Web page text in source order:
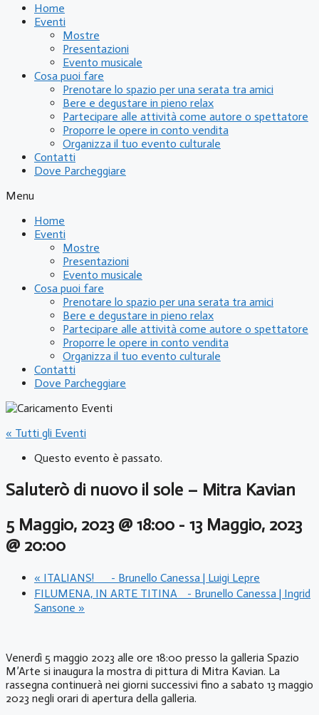
Home
Eventi
Mostre
Presentazioni
Evento musicale
Cosa puoi fare
Prenotare lo spazio per una serata tra amici
Bere e degustare in pieno relax
Partecipare alle attività come autore o spettatore
Proporre le opere in conto vendita
Organizza il tuo evento culturale
Contatti
Dove Parcheggiare
Menu
Home
Eventi
Mostre
Presentazioni
Evento musicale
Cosa puoi fare
Prenotare lo spazio per una serata tra amici
Bere e degustare in pieno relax
Partecipare alle attività come autore o spettatore
Proporre le opere in conto vendita
Organizza il tuo evento culturale
Contatti
Dove Parcheggiare
« Tutti gli Eventi
Questo evento è passato.
Saluterò di nuovo il sole – Mitra Kavian
5 Maggio, 2023 @ 18:00 - 13 Maggio, 2023
@ 20:00
« ITALIANS! - Brunello Canessa | Luigi Lepre
FILUMENA, IN ARTE TITINA - Brunello Canessa | Ingrid
Sansone »
Venerdì 5 maggio 2023 alle ore 18:00 presso la galleria Spazio
M’Arte si inaugura la mostra di pittura di Mitra Kavian. La
rassegna continuerà nei giorni successivi fino a sabato 13 maggio
2023 negli orari di apertura della galleria.